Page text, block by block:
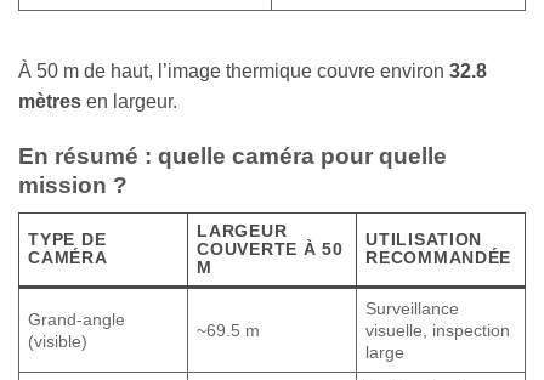
À 50 m de haut, l’image thermique couvre environ 32.8
mètres en largeur.
En résumé : quelle caméra pour quelle
mission ?
TYPE DE
CAMÉRA
LARGEUR
COUVERTE À 50
M
UTILISATION
RECOMMANDÉE
Grand-angle
(visible)
~69.5 m
Surveillance
visuelle, inspection
large